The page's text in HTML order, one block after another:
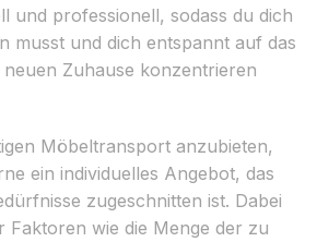
und professionell, sodass du dich
musst und dich entspannt auf das
neuen Zuhause konzentrieren
Möbeltransport anzubieten,
ein individuelles Angebot, das
zugeschnitten ist. Dabei
Faktoren wie die Menge der zu